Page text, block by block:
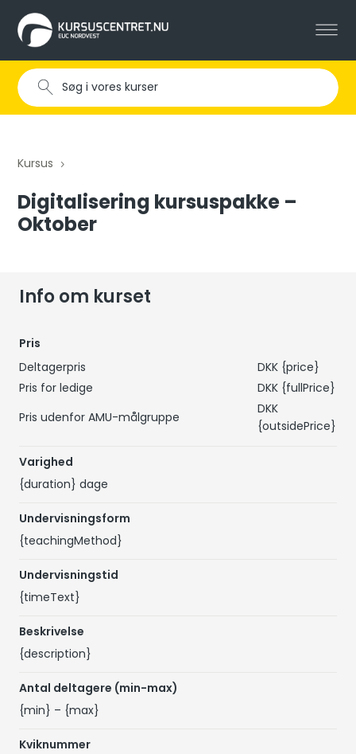
Kursus 5
Digitalisering kursuspakke –
Oktober
Info om kurset
Pris
Deltagerpris
DKK {price}
Pris for ledige
DKK {fullPrice}
Pris udenfor AMU-målgruppe
DKK
{outsidePrice}
Varighed
{duration} dage
Undervisningsform
{teachingMethod}
Undervisningstid
{timeText}
Beskrivelse
{description}
Antal deltagere (min-max)
{min} – {max}
Kviknummer